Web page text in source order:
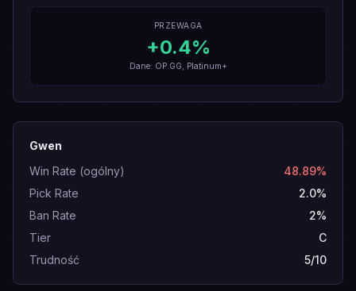
PRZEWAGA
+0.4%
Dane: OP.GG, Platinum+
Gwen
Win Rate (ogólny)
48.89%
Pick Rate
2.0%
Ban Rate
2%
Tier
C
Trudność
5/10